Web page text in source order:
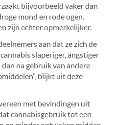
bijvoorbeeld vaker dan
mond en rode ogen.
zijn echter opmerkelijker.
aan dat ze zich de
slaperiger, angstiger
na gebruik van andere
blijkt uit deze
met bevindingen uit
cannabisgebruik tot een